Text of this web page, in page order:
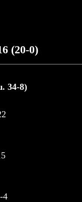
(20-0)
34-8)
4